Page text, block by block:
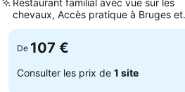
Restaurant familial avec vue sur les
chevaux, Accès pratique à Bruges et
Ostende
De 107 €
Consulter les prix de 1 site